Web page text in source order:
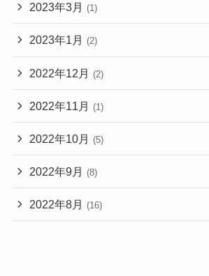
2023年3月 (1)
2023年1月 (2)
2022年12月 (2)
2022年11月 (1)
2022年10月 (5)
2022年9月 (8)
2022年8月 (16)